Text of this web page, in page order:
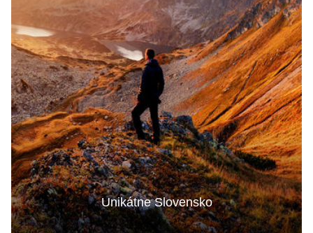
Unikátne Slovensko